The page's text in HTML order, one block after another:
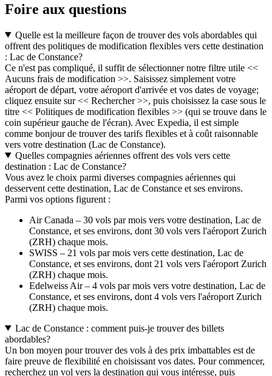
Foire aux questions
Quelle est la meilleure façon de trouver des vols abordables qui
offrent des politiques de modification flexibles vers cette destination
: Lac de Constance?
Ce n'est pas compliqué, il suffit de sélectionner notre filtre utile <<
Aucuns frais de modification >>. Saisissez simplement votre
aéroport de départ, votre aéroport d'arrivée et vos dates de voyage;
cliquez ensuite sur << Rechercher >>, puis choisissez la case sous le
titre << Politiques de modification flexibles >> (qui se trouve dans le
coin supérieur gauche de l'écran). Avec Expedia, il est simple
comme bonjour de trouver des tarifs flexibles et à coût raisonnable
vers votre destination (Lac de Constance).
Quelles compagnies aériennes offrent des vols vers cette
destination : Lac de Constance?
Vous avez le choix parmi diverses compagnies aériennes qui
desservent cette destination, Lac de Constance et ses environs.
Parmi vos options figurent :
Air Canada – 30 vols par mois vers votre destination, Lac de
Constance, et ses environs, dont 30 vols vers l'aéroport Zurich
(ZRH) chaque mois.
SWISS – 21 vols par mois vers cette destination, Lac de
Constance, et ses environs, dont 21 vols vers l'aéroport Zurich
(ZRH) chaque mois.
Edelweiss Air – 4 vols par mois vers votre destination, Lac de
Constance, et ses environs, dont 4 vols vers l'aéroport Zurich
(ZRH) chaque mois.
Lac de Constance : comment puis-je trouver des billets
abordables?
Un bon moyen pour trouver des vols à des prix imbattables est de
faire preuve de flexibilité en choisissant vos dates. Pour commencer,
recherchez un vol vers la destination qui vous intéresse, puis